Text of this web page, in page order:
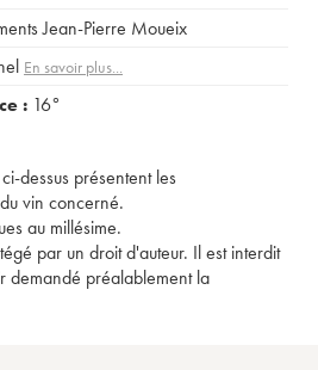
Jean-Pierre Moueix
En savoir plus...
: 16°
dessus présentent les
vin concerné.
au millésime.
par un droit d'auteur. Il est interdit
demandé préalablement la